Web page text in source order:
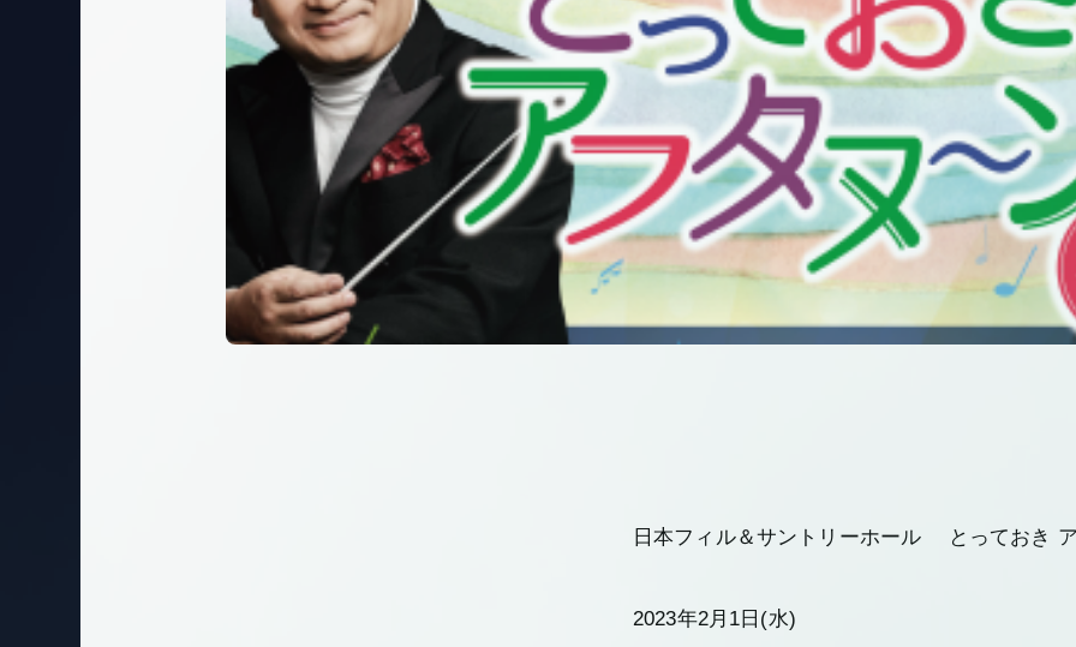
日本フィル＆サントリーホール とっておき
2023年2月1日(水)